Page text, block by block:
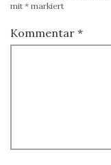
mit * markiert
Kommentar *